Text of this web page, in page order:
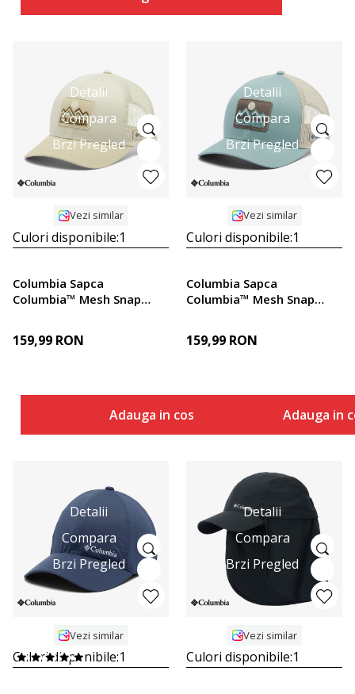
Detalii
Compara
Brzi Pregled
Vezi similar
Culori disponibile:1
Columbia Sapca
Columbia™ Mesh Snap
159,99 RON
Adauga in cos
Detalii
Compara
Brzi Pregled
Vezi similar
Culori disponibile:1
Columbia Sapca
Columbia™ Mesh Snap
159,99 RON
Adauga in
Detalii
Compara
Brzi Pregled
Vezi similar
Culori disponibile:1
Detalii
Compara
Brzi Pregled
Vezi similar
Culori disponibile:1